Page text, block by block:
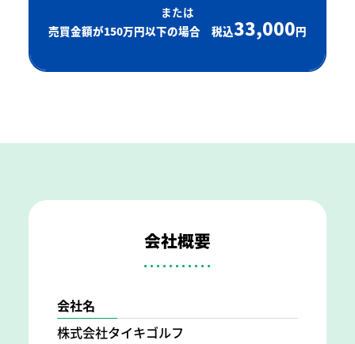
または
売買金額が150万円以下の場合 税込33,000円
会社概要
会社名
株式会社タイキゴルフ